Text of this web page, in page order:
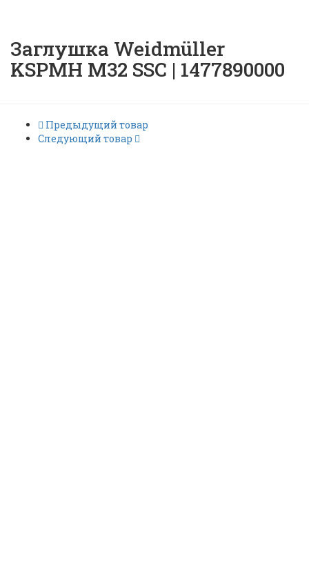
Заглушка Weidmüller
KSPMH M32 SSC | 1477890000
Предыдущий товар
Следующий товар